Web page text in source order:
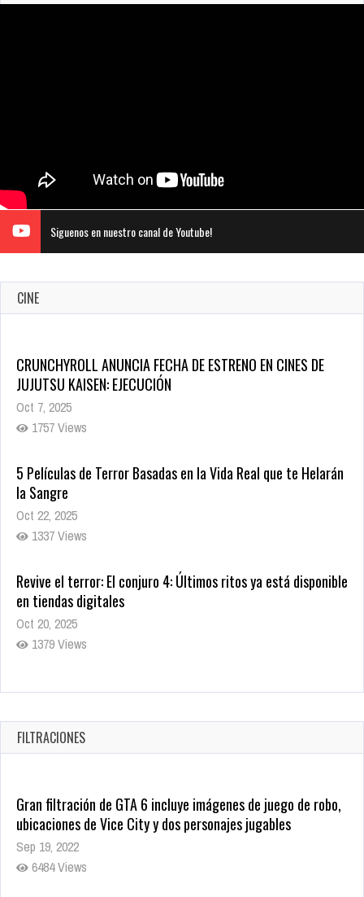
Siguenos en nuestro canal de Youtube!
CINE
CRUNCHYROLL ANUNCIA FECHA DE ESTRENO EN CINES DE
JUJUTSU KAISEN: EJECUCIÓN
Oct 7, 2025
1757 Views
5 Películas de Terror Basadas en la Vida Real que te Helarán
la Sangre
Oct 22, 2025
1337 Views
Revive el terror: El conjuro 4: Últimos ritos ya está disponible
en tiendas digitales
Oct 20, 2025
1379 Views
Warner Bros. lleva a las tiendas digitales su racha de
Oct 17, 2025
1435 Views
FILTRACIONES
Gran filtración de GTA 6 incluye imágenes de juego de robo,
ubicaciones de Vice City y dos personajes jugables
Sep 19, 2022
6484 Views